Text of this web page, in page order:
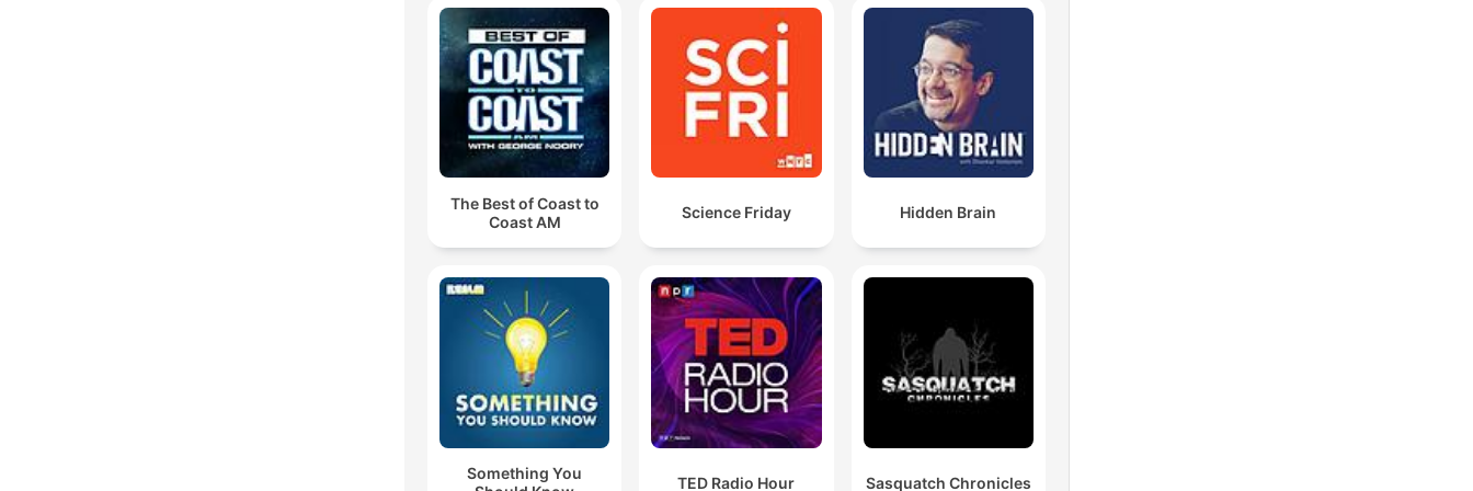
psicologico immediato causato dalla devastazione visibile.
Si trattava di un programma con un budget di circa 2
miliardi di dollari dell'epoca.
00:14:43 · Viene illustrata l'enorme portata economica e
scientifica del Progetto Manhattan.
penetrare i tessuti e danneggiare il DNA delle cellule.
00:17:38 · Si spiega la causa biologica dei sintomi terribili
manifestati dai sopravvissuti agli attacchi.
The Best of Coast to
Coast AM
Science Friday Hidden Brain
Something You
TED Radio Hour Sasquatch Chronicles